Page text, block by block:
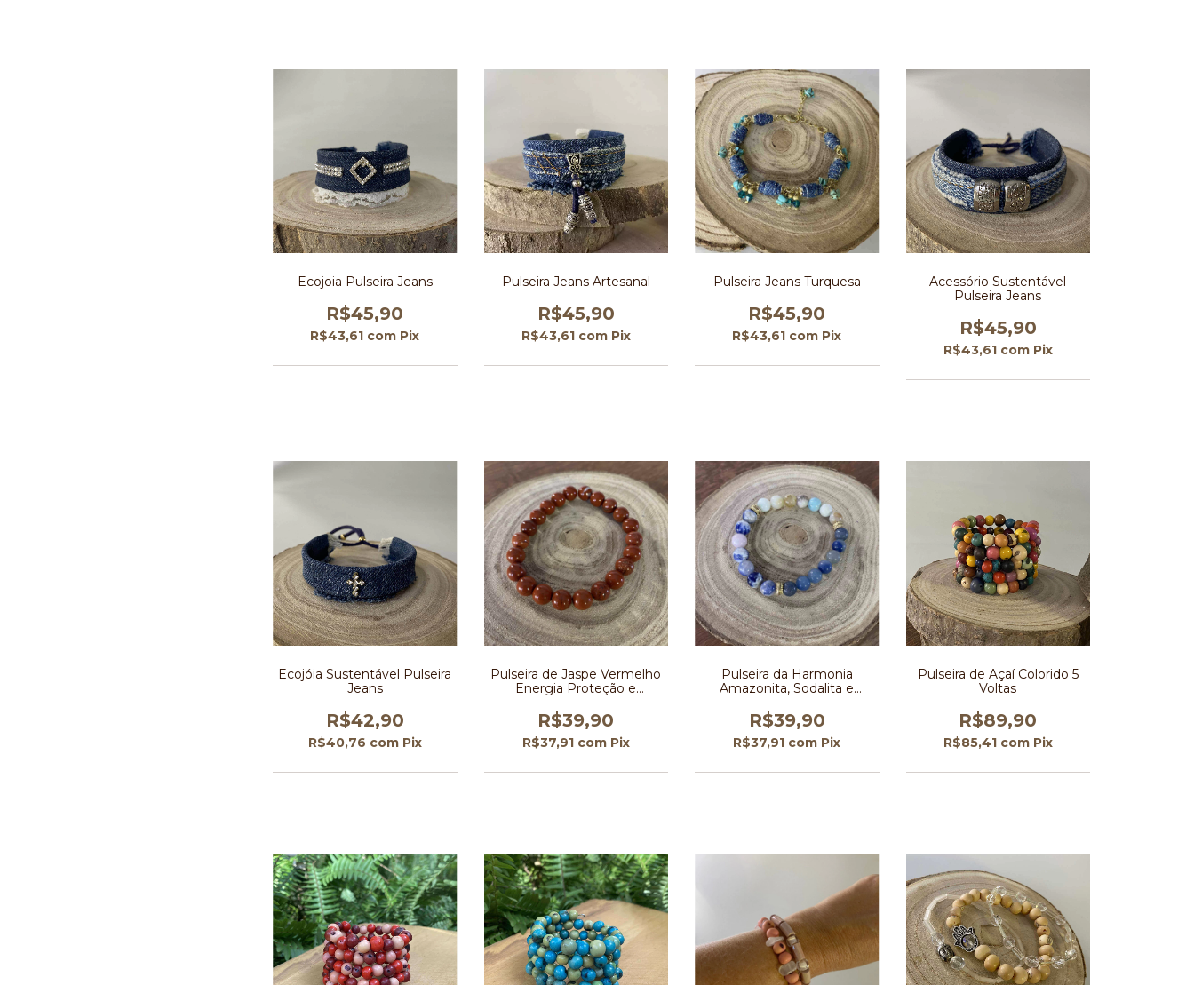
Ecojoia Pulseira Jeans
R$45,90
R$43,61 com Pix
Pulseira Jeans Artesanal
R$45,90
R$43,61 com Pix
Pulseira Jeans Turquesa
R$45,90
R$43,61 com Pix
Acessório Sustentável
Pulseira Jeans
R$45,90
R$43,61 com Pix
Ecojóia Sustentável Pulseira
Jeans
R$42,90
R$40,76 com Pix
Pulseira de Jaspe Vermelho
Energia Proteção e
R$39,90
R$37,91 com Pix
Pulseira da Harmonia
Amazonita, Sodalita e
R$39,90
R$37,91 com Pix
Pulseira de Açaí Colorido 5
Voltas
R$89,90
R$85,41 com Pix